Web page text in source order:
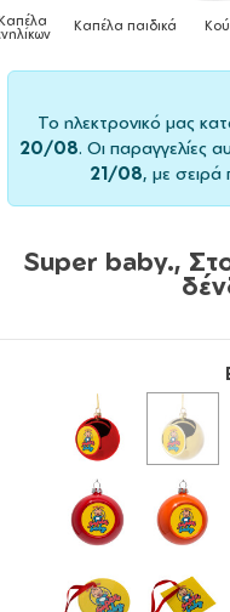
Κούπες Κούπες ειδικές
Το ηλεκτρονικό μας
20/08. Οι παραγγελίες
21/08, με σειρά
Super baby.,